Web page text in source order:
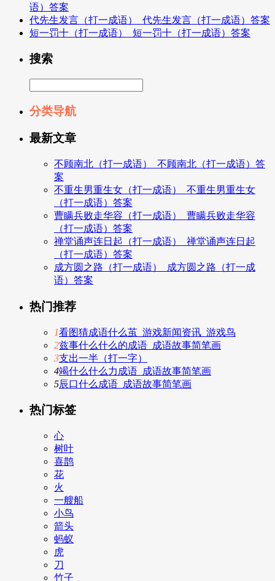
语）答案
代先生发言（打一成语）_代先生发言（打一成语）答案
短一罚十（打一成语）_短一罚十（打一成语）答案
搜索
分类导航
最新文章
不顾南北（打一成语）_不顾南北（打一成语）答
案
不重生男重生女（打一成语）_不重生男重生女
（打一成语）答案
曹瞒兵败走华容（打一成语）_曹瞒兵败走华容
（打一成语）答案
禅堂诵声连日起（打一成语）_禅堂诵声连日起
（打一成语）答案
成方圆之路（打一成语）_成方圆之路（打一成
语）答案
热门推荐
1看图猜成语什么茧_游戏新闻资讯_游戏鸟
2兹事什么什么的成语_成语故事简笔画
3支出一半（打一字）
4竭什么什么力成语_成语故事简笔画
5辰口什么成语_成语故事简笔画
热门标签
心
树叶
喜鹊
花
火
一艘船
小鸟
箭头
蚂蚁
虎
刀
竹子